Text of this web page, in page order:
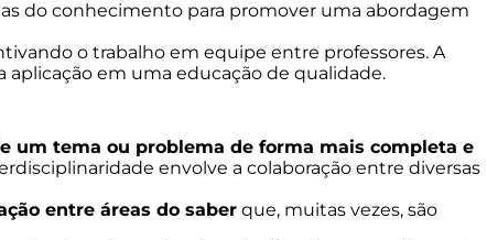
do conhecimento para promover uma abordagem
o trabalho em equipe entre professores. A
em uma educação de qualidade.
um tema ou problema de forma mais completa e
envolve a colaboração entre diversas
entre áreas do saber que, muitas vezes, são